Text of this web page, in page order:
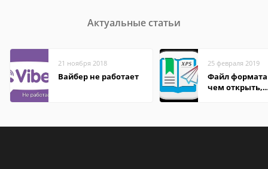
Актуальные статьи
21 ноября 2018
Вайбер не работает
25 февраля 2019
Файл формата
чем открыть,